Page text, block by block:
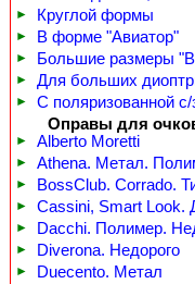
► Круглой формы
► В форме "Авиатор"
► Большие размеры
► Для больших
►
С поляризованной с/
Оправы для
► Alberto Moretti
► Athena. Метал.
► BossClub. Corrado.
► Cassini, Smart Look.
► Dacchi. Полимер.
► Diverona. Недорого
► Duecento. Метал